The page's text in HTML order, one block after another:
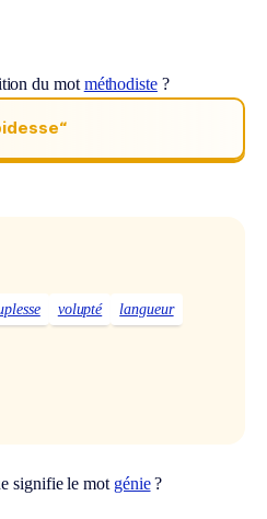
du mot méthodiste?
volupté
langueur
signifie le mot génie?